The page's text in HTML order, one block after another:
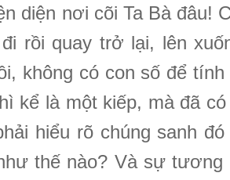
diện nơi cõi Ta Bà đâu!
rồi quay trở lại, lên
không có con số để
kể là một kiếp, mà đã
hiểu rõ chúng sanh
thế nào? Và sự tương